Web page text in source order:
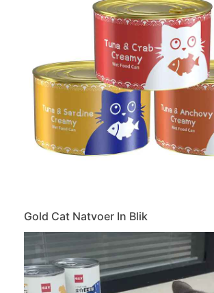
Gold Cat Natvoer In Blik